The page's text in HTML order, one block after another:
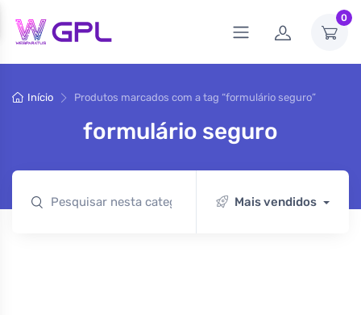
0
Início Produtos marcados com a tag “formulário seguro”
formulário seguro
Mais vendidos